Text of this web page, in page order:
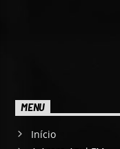
MENU
Início